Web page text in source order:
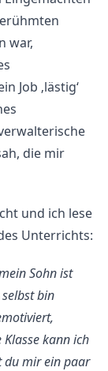
war,
Job ‚lästig‘
die mir
und ich lese
Unterrichts:
Sohn ist
bin
kann ich
du mir ein paar